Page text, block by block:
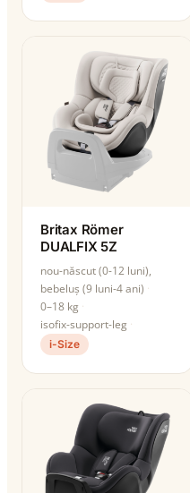
Britax Römer
DUALFIX 5Z
nou-născut (0-12 luni),
bebeluș (9 luni-4 ani)
0–18 kg
isofix-support-leg
i-Size